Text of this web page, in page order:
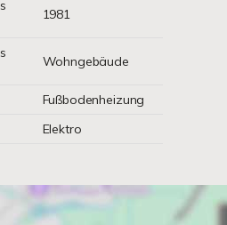
1981
Wohngebäude
Fußbodenheizung
Elektro